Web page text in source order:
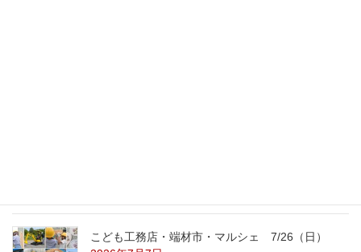
こども工務店・端材市・マルシェ 7/26（日）